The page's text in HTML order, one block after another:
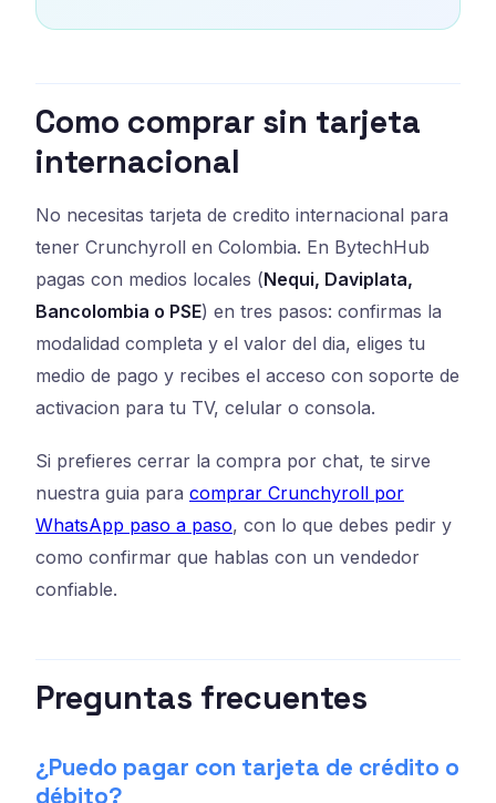
Como comprar sin tarjeta
internacional
No necesitas tarjeta de credito internacional para
tener Crunchyroll en Colombia. En BytechHub
pagas con medios locales (Nequi, Daviplata,
Bancolombia o PSE) en tres pasos: confirmas la
modalidad completa y el valor del dia, eliges tu
medio de pago y recibes el acceso con soporte de
activacion para tu TV, celular o consola.
Si prefieres cerrar la compra por chat, te sirve
nuestra guia para comprar Crunchyroll por
WhatsApp paso a paso, con lo que debes pedir y
como confirmar que hablas con un vendedor
confiable.
Preguntas frecuentes
¿Puedo pagar con tarjeta de crédito o
débito?